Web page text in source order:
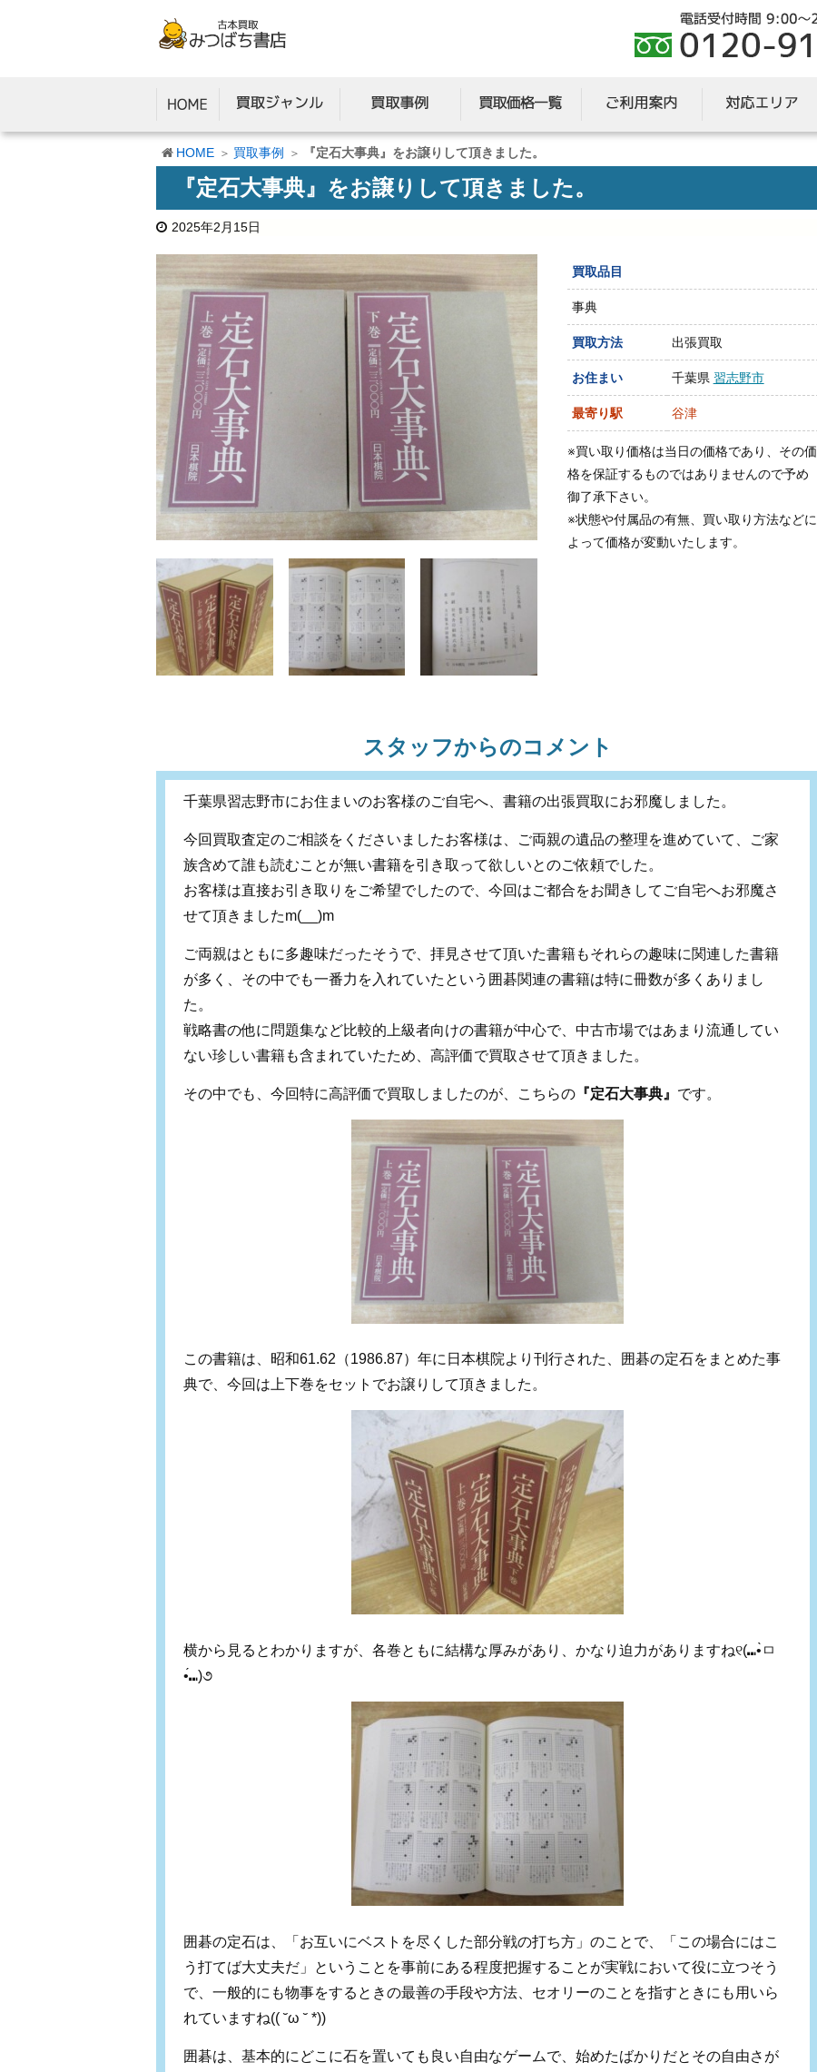
HOME 買取事例 『定石大事典』をお譲りして頂きました。
『定石大事典』をお譲りして頂きました。
2025年2月15日
買取品目
事典
買取方法 出張買取
お住まい 千葉県 習志野市
最寄り駅 谷津
※買い取り価格は当日の価格であり、その価
格を保証するものではありませんので予め
御了承下さい。
※状態や付属品の有無、買い取り方法などに
よって価格が変動いたします。
スタッフからのコメント
千葉県習志野市にお住まいのお客様のご自宅へ、書籍の出張買取にお邪魔しました。
今回買取査定のご相談をくださいましたお客様は、ご両親の遺品の整理を進めていて、ご家
族含めて誰も読むことが無い書籍を引き取って欲しいとのご依頼でした。
お客様は直接お引き取りをご希望でしたので、今回はご都合をお聞きしてご自宅へお邪魔さ
せて頂きましたm(__)m
ご両親はともに多趣味だったそうで、拝見させて頂いた書籍もそれらの趣味に関連した書籍
が多く、その中でも一番力を入れていたという囲碁関連の書籍は特に冊数が多くありまし
た。
戦略書の他に問題集など比較的上級者向けの書籍が中心で、中古市場ではあまり流通してい
ない珍しい書籍も含まれていたため、高評価で買取させて頂きました。
その中でも、今回特に高評価で買取しましたのが、こちらの 『定石大事典』 です。
この書籍は、昭和61.62（1986.87）年に日本棋院より刊行された、囲碁の定石をまとめた事
典で、今回は上下巻をセットでお譲りして頂きました。
横から見るとわかりますが、各巻ともに結構な厚みがあり、かなり迫力がありますね୧(⑉•̀ㅁ
•́⑉)૭
囲碁の定石は、「お互いにベストを尽くした部分戦の打ち方」のことで、「この場合にはこ
う打てば大丈夫だ」ということを事前にある程度把握することが実戦において役に立つそう
で、一般的にも物事をするときの最善の手段や方法、セオリーのことを指すときにも用いら
れていますね(( ˘ω ˘ *))
囲碁は、基本的にどこに石を置いても良い自由なゲームで、始めたばかりだとその自由さが